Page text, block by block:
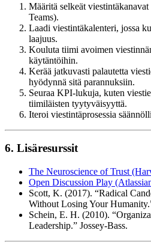
Määritä selkeät
Teams).
Laadi viestintäkalenteri, jossa
laajuus.
Kouluta tiimi avoimen
käytäntöihin.
Kerää jatkuvasti palautetta
hyödynnä sitä parannuksiin.
Seuraa KPI-lukuja, kuten
tiimiläisten tyytyväisyyttä.
Iteroi viestintäprosessia
6. Lisäresurssit
The Neuroscience of Trust
Open Discussion Play
Scott, K. (2017). “Radical
Without Losing Your
Schein, E. H. (2010).
Leadership.” Jossey-Bass.